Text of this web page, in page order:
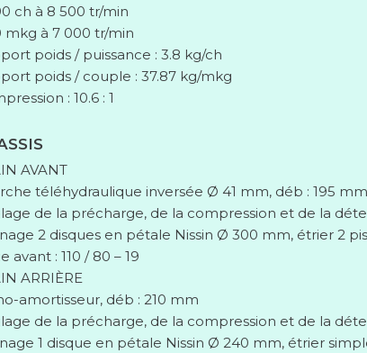
ch à 8 500 tr/min
mkg à 7 000 tr/min
poids / puissance : 3.8 kg/ch
poids / couple : 37.87 kg/mkg
: 10.6 : 1
AVANT
téléhydraulique inversée Ø 41 mm, déb : 195 mm
de la précharge, de la compression et de la
2 disques en pétale Nissin Ø 300 mm, étrier 2
avant : 110 / 80 – 19
ARRIÈRE
amortisseur, déb : 210 mm
de la précharge, de la compression et de la
1 disque en pétale Nissin Ø 240 mm, étrier